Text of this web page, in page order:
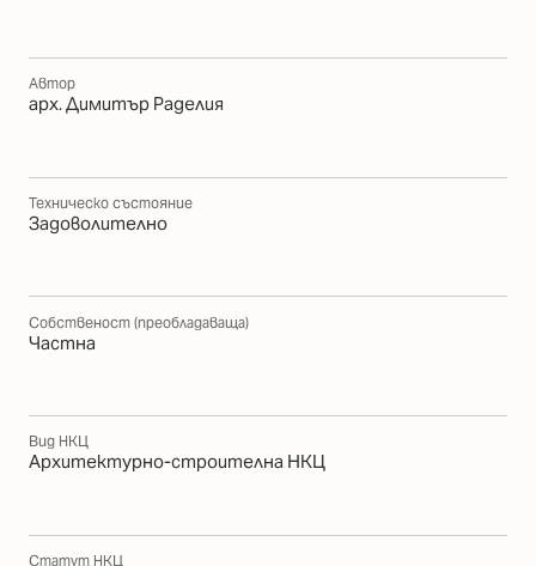
Автор
арх. Димитър Раделия
Техническо състояние
Задоволително
Собственост (преобладаваща)
Частна
Вид НКЦ
Архитектурно-строителна НКЦ
Статут НКЦ